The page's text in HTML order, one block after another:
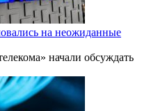
на неожиданные
начали обсуждать